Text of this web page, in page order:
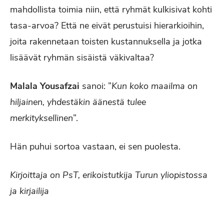
mahdollista toimia niin, että ryhmät kulkisivat kohti
tasa-arvoa? Että ne eivät perustuisi hierarkioihin,
joita rakennetaan toisten kustannuksella ja jotka
lisäävät ryhmän sisäistä väkivaltaa?
Malala Yousafzai sanoi: ”Kun koko maailma on
hiljainen, yhdestäkin äänestä tulee
merkityksellinen”.
Hän puhui sortoa vastaan, ei sen puolesta.
Kirjoittaja on PsT, erikoistutkija Turun yliopistossa
ja kirjailija